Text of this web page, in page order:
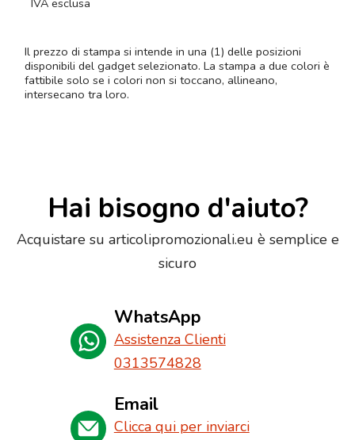
IVA esclusa
Il prezzo di stampa si intende in una (1) delle posizioni
disponibili del gadget selezionato. La stampa a due colori è
fattibile solo se i colori non si toccano, allineano,
intersecano tra loro.
Hai bisogno d'aiuto?
Acquistare su articolipromozionali.eu è semplice e
sicuro
WhatsApp
Assistenza Clienti
0313574828
Email
Clicca qui per inviarci